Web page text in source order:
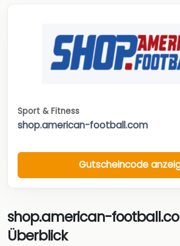
Sport & Fitness
shop.american-football.com
Gutscheincode
shop.american-
Überblick